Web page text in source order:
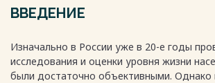
Весь текст будет доступен
ВВЕДЕНИЕ
Изначально в России уже в 20-е годы
исследования и оценки уровня жизни
были достаточно объективными.